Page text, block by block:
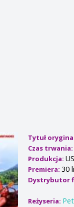
Tytuł
Czas trwania:
Produkcja:
Premiera: 30
Dystrybutor
Reżyseria: